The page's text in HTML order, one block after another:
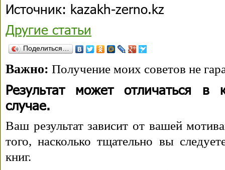
Источник: kazakh-zerno.kz
Другие статьи
Поделиться…
Важно: Получение моих советов не
Результат может отличаться в
случае.
Ваш результат зависит от вашей
того, насколько тщательно вы
книг.